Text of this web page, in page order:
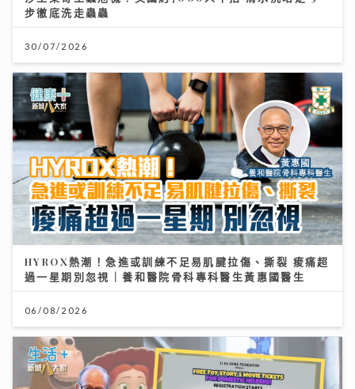
步徹底洗走蟲蟲
30/07/2026
HYROX熱潮！急進或訓練不足易肌腱拉傷、撕裂 痠痛超
過一星期別忽視｜養和醫院骨科專科醫生黃惠國醫生
06/08/2026